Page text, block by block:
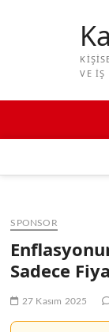
VE IŞ
SPONSOR
Sadece
27 Kasım 2025